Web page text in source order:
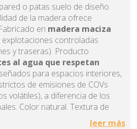
o patas suelo de diseño
de la madera ofrece
en madera maciza
explotaciones controladas
y traseras). Producto
al agua que respetan
para espacios interiores,
de emisiones de COVs
volátiles), a diferencia de los
Color natural. Textura de
le dan carácter a la pieza yleer más